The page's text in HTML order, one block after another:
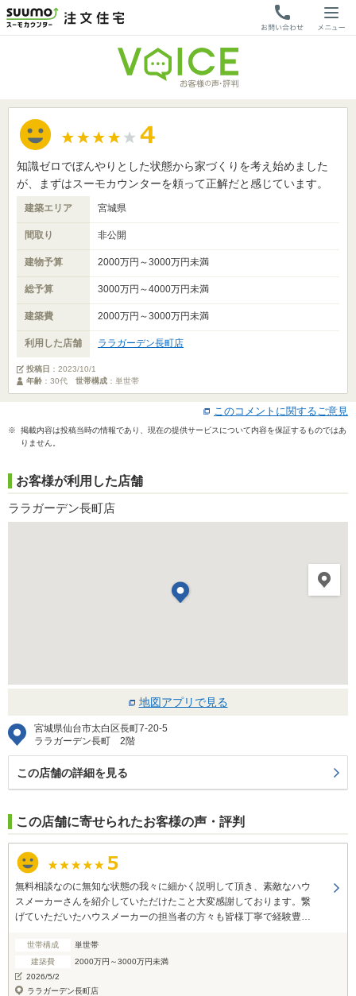
知識ゼロでぼんやりとした状態から家づくりを考え始めました
が、まずはスーモカウンターを頼って正解だと感じています。
建築エリア 宮城県
間取り 非公開
建物予算 2000万円～3000万円未満
総予算 3000万円～4000万円未満
建築費 2000万円～3000万円未満
利用した店舗 ララガーデン長町店
投稿日 ： 2023/10/1
年齢 ：30代 世帯構成 ：単世帯
このコメントに関するご意見
※ 掲載内容は投稿当時の情報であり、現在の提供サービスについて内容を保証するものではあ
りません。
お客様が利用した店舗
ララガーデン長町店
地図アプリで見る
宮城県仙台市太白区長町7-20-5
ララガーデン長町 2階
この店舗の詳細を見る
この店舗に寄せられたお客様の声・評判
無料相談なのに無知な状態の我々に細かく説明して頂き、素敵なハウ
スメーカーさんを紹介していただけたこと大変感謝しております。繋
げていただいたハウスメーカーの担当者の方々も皆様丁寧で経験豊富
ございました。
世帯構成
単世帯
建築費
2000万円～3000万円未満
2026/5/2
ララガーデン長町店